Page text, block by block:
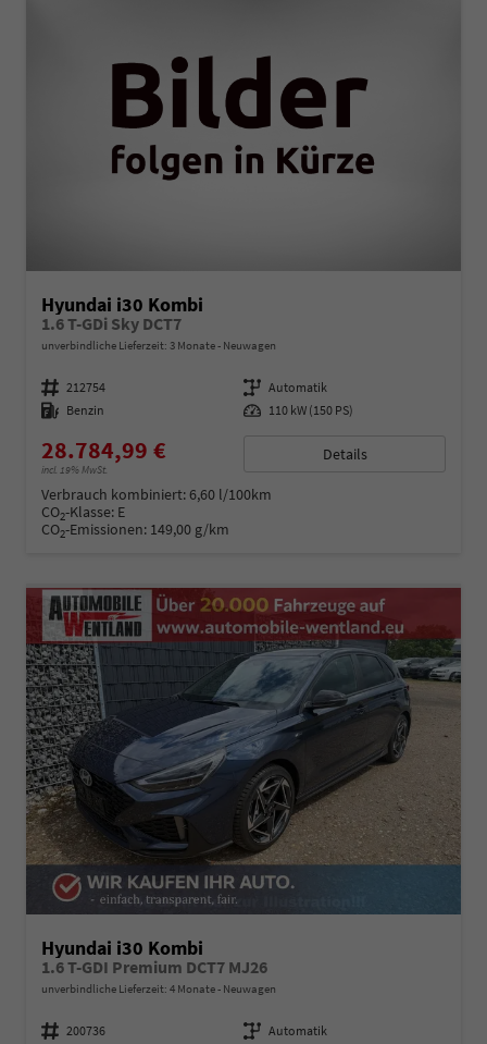
Hyundai i30 Kombi
1.6 T-GDi Sky DCT7
unverbindliche Lieferzeit: 3 Monate Neuwagen
Fahrzeugnummer 212754 Getriebe Automatik
Kraftstoff Benzin Leistung 110 kW (150 PS)
28.784,99 €
incl. 19% MwSt.
Details
Verbrauch kombiniert:6,60 l/100km
CO2-Klasse: E
CO2-Emissionen: 149,00 g/km
Hyundai i30 Kombi
1.6 T-GDI Premium DCT7 MJ26
unverbindliche Lieferzeit: 4 Monate Neuwagen
Fahrzeugnummer 200736 Getriebe Automatik